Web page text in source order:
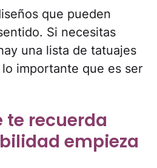
que pueden
Si necesitas
una lista de tatuajes
importante que es ser
te recuerda
empieza